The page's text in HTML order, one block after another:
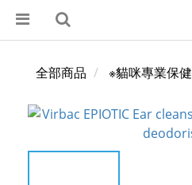
全部商品 ※貓咪專業保健